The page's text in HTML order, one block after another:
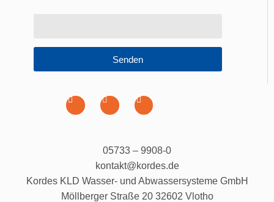
Senden
05733 – 9908-0
kontakt@kordes.de
Kordes KLD Wasser- und Abwassersysteme GmbH
Möllberger Straße 20 32602 Vlotho